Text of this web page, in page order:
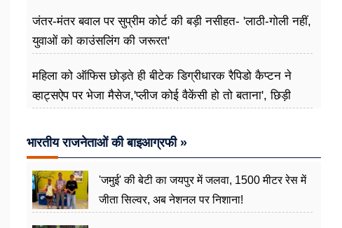
जंतर-मंतर बवाल पर सुप्रीम कोर्ट की बड़ी नसीहत- 'लाठी-गोली नहीं,
युवाओं को काउंसलिंग की जरूरत'
महिला को ऑफिस छोड़ते ही बीटेक डिग्रीधारक रैपिडो कैप्टन ने
व्हाट्सऐप पर भेजा मैसेज,'प्लीज कोई वैकेंसी हो तो बताना', छिड़ी
भारतीय राजनेताओं की बाइआग्रफी »
'जमुई' की बेटी का जयपुर में जलवा, 1500 मीटर रेस में
जीता सिल्वर, अब नेशनल पर निशाना!